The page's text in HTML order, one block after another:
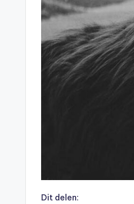
Dit delen: